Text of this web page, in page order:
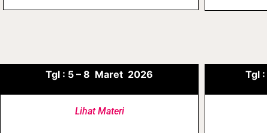
Tgl : 5 – 8 Maret 2026
Lihat Materi
Tgl :